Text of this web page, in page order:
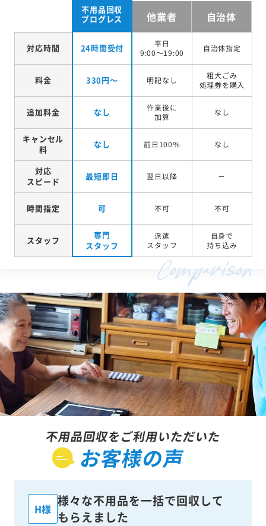
不用品回収
プログレス
他業者 自治体
対応時間 24時間受付
平日
9:00～19:00
自治体指定
料金 330円～ 明記なし
粗大ごみ
処理券を購入
追加料金 なし
作業後に
加算
なし
キャンセル
料
なし 前日100％ なし
対応
スピード
最短即日 翌日以降 －
時間指定 可 不可 不可
スタッフ
専門
スタッフ
派遣
スタッフ
自身で
持ち込み
不用品回収をご利用いただいた
お客様の声
H様
様々な不用品を一括で回収して
もらえました